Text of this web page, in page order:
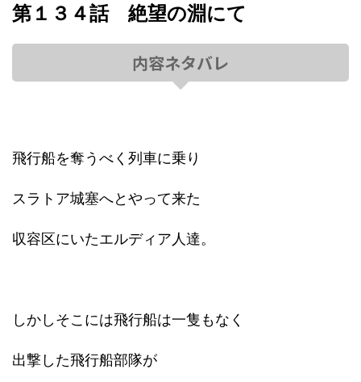
第１３４話 絶望の淵にて
内容ネタバレ
飛行船を奪うべく列車に乗り
スラトア城塞へとやって来た
収容区にいたエルディア人達。
しかしそこには飛行船は一隻もなく
出撃した飛行船部隊が